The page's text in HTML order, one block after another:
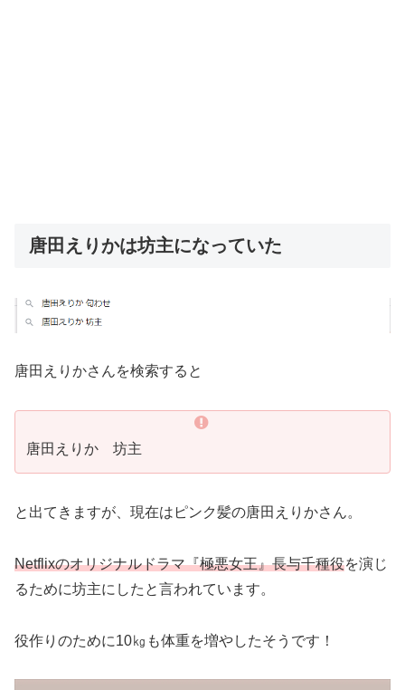
唐田えりかは坊主になっていた
唐田えりかさんを検索すると
唐田えりか 坊主
と出てきますが、現在はピンク髪の唐田えりかさん。
Netflixのオリジナルドラマ『極悪女王』長与千種役を演じ
るために坊主にしたと言われています。
役作りのために10㎏も体重を増やしたそうです！